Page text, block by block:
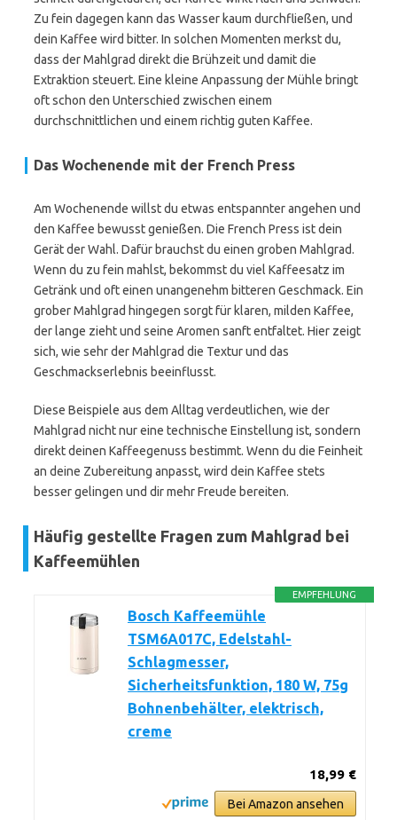
Zu fein dagegen kann das Wasser kaum durchfließen, und
dein Kaffee wird bitter. In solchen Momenten merkst du,
dass der Mahlgrad direkt die Brühzeit und damit die
Extraktion steuert. Eine kleine Anpassung der Mühle bringt
oft schon den Unterschied zwischen einem
durchschnittlichen und einem richtig guten Kaffee.
Das Wochenende mit der French Press
Am Wochenende willst du etwas entspannter angehen und
den Kaffee bewusst genießen. Die French Press ist dein
Gerät der Wahl. Dafür brauchst du einen groben Mahlgrad.
Wenn du zu fein mahlst, bekommst du viel Kaffeesatz im
Getränk und oft einen unangenehm bitteren Geschmack. Ein
grober Mahlgrad hingegen sorgt für klaren, milden Kaffee,
der lange zieht und seine Aromen sanft entfaltet. Hier zeigt
sich, wie sehr der Mahlgrad die Textur und das
Geschmackserlebnis beeinflusst.
Diese Beispiele aus dem Alltag verdeutlichen, wie der
Mahlgrad nicht nur eine technische Einstellung ist, sondern
direkt deinen Kaffeegenuss bestimmt. Wenn du die Feinheit
an deine Zubereitung anpasst, wird dein Kaffee stets
besser gelingen und dir mehr Freude bereiten.
Häufig gestellte Fragen zum Mahlgrad bei
Kaffeemühlen
EMPFEHLUNG
Bosch Kaffeemühle
TSM6A017C, Edelstahl-
Schlagmesser,
Sicherheitsfunktion, 180 W, 75g
Bohnenbehälter, elektrisch,
creme
18,99 €
Bei Amazon ansehen